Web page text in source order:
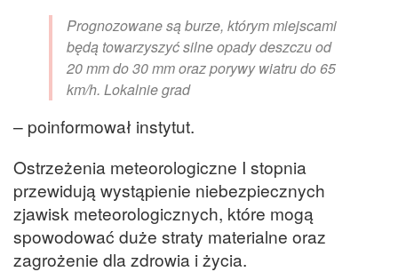
Prognozowane są burze, którym miejscami
będą towarzyszyć silne opady deszczu od
20 mm do 30 mm oraz porywy wiatru do 65
km/h. Lokalnie grad
– poinformował instytut.
Ostrzeżenia meteorologiczne I stopnia
przewidują wystąpienie niebezpiecznych
zjawisk meteorologicznych, które mogą
spowodować duże straty materialne oraz
zagrożenie dla zdrowia i życia.